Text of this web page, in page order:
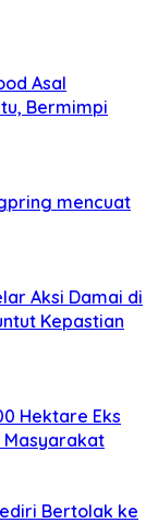
Asal
Bermimpi
mencuat
Aksi Damai di
Kepastian
Hektare Eks
Masyarakat
Bertolak ke